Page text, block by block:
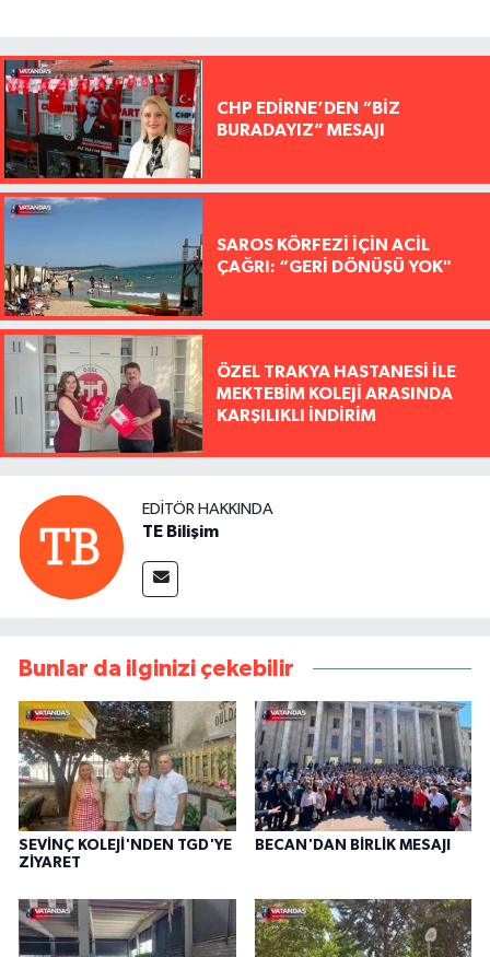
CHP EDİRNE’DEN “BİZ
BURADAYIZ” MESAJI
SAROS KÖRFEZİ İÇİN ACİL
ÇAĞRI: “GERİ DÖNÜŞÜ YOK"
ÖZEL TRAKYA HASTANESİ İLE
MEKTEBİM KOLEJİ ARASINDA
KARŞILIKLI İNDİRİM
EDITÖR HAKKINDA
TE Bilişim
Bunlar da ilginizi çekebilir
SEVİNÇ KOLEJİ'NDEN TGD'YE
ZİYARET
BECAN'DAN BİRLİK MESAJI